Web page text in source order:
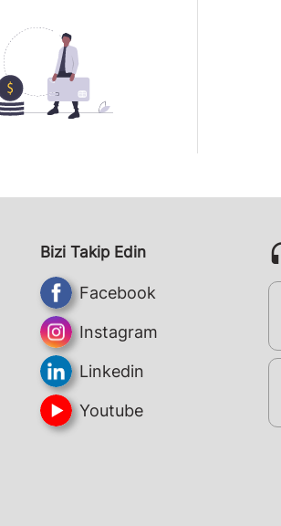
Bizi Takip Edin
Facebook
Instagram
Linkedin
Youtube